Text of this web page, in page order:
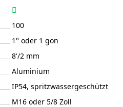
100
1° oder 1 gon
8'/2 mm
Aluminium
IP54, spritzwassergeschützt
M16 oder 5/8 Zoll